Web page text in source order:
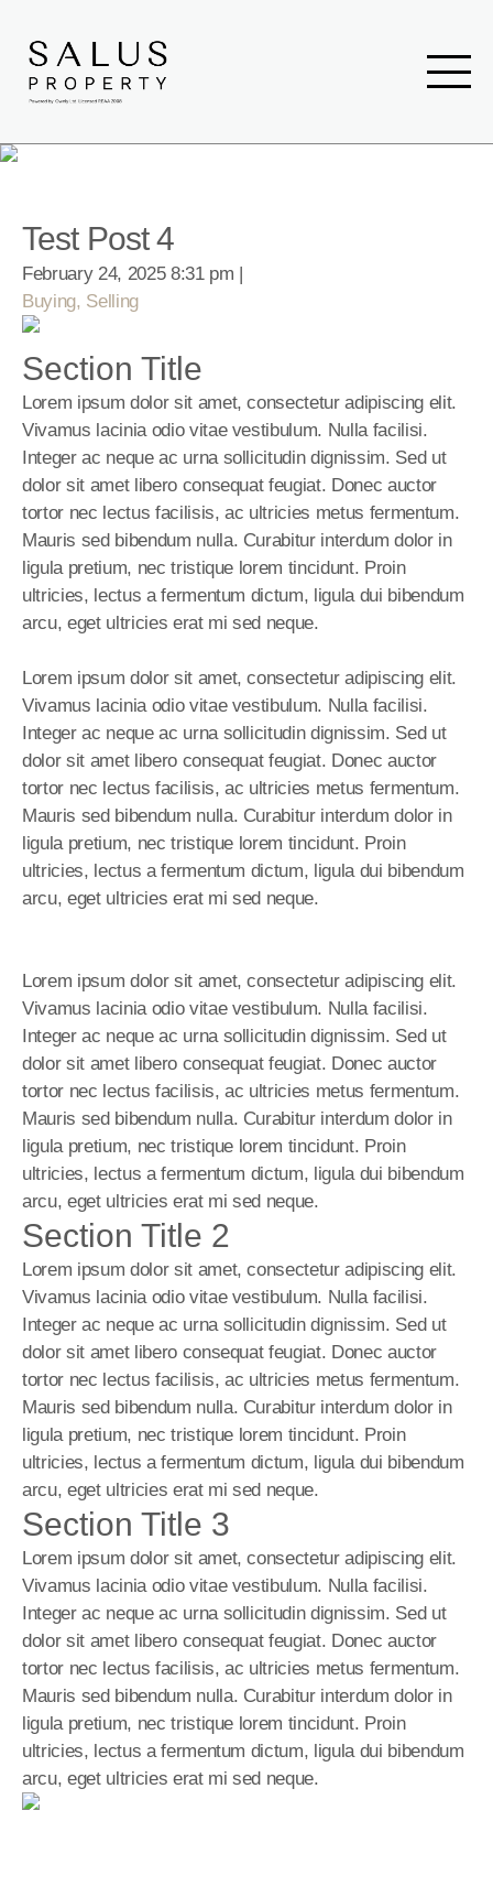
Test Post 4
February 24, 2025 8:31 pm |
Buying, Selling
Section Title
Lorem ipsum dolor sit amet, consectetur adipiscing elit.
Vivamus lacinia odio vitae vestibulum. Nulla facilisi.
Integer ac neque ac urna sollicitudin dignissim. Sed ut
dolor sit amet libero consequat feugiat. Donec auctor
tortor nec lectus facilisis, ac ultricies metus fermentum.
Mauris sed bibendum nulla. Curabitur interdum dolor in
ligula pretium, nec tristique lorem tincidunt. Proin
ultricies, lectus a fermentum dictum, ligula dui bibendum
arcu, eget ultricies erat mi sed neque.
Lorem ipsum dolor sit amet, consectetur adipiscing elit.
Vivamus lacinia odio vitae vestibulum. Nulla facilisi.
Integer ac neque ac urna sollicitudin dignissim. Sed ut
dolor sit amet libero consequat feugiat. Donec auctor
tortor nec lectus facilisis, ac ultricies metus fermentum.
Mauris sed bibendum nulla. Curabitur interdum dolor in
ligula pretium, nec tristique lorem tincidunt. Proin
ultricies, lectus a fermentum dictum, ligula dui bibendum
arcu, eget ultricies erat mi sed neque.
Lorem ipsum dolor sit amet, consectetur adipiscing elit.
Vivamus lacinia odio vitae vestibulum. Nulla facilisi.
Integer ac neque ac urna sollicitudin dignissim. Sed ut
dolor sit amet libero consequat feugiat. Donec auctor
tortor nec lectus facilisis, ac ultricies metus fermentum.
Mauris sed bibendum nulla. Curabitur interdum dolor in
ligula pretium, nec tristique lorem tincidunt. Proin
ultricies, lectus a fermentum dictum, ligula dui bibendum
arcu, eget ultricies erat mi sed neque.
Section Title 2
Lorem ipsum dolor sit amet, consectetur adipiscing elit.
Vivamus lacinia odio vitae vestibulum. Nulla facilisi.
Integer ac neque ac urna sollicitudin dignissim. Sed ut
dolor sit amet libero consequat feugiat. Donec auctor
tortor nec lectus facilisis, ac ultricies metus fermentum.
Mauris sed bibendum nulla. Curabitur interdum dolor in
ligula pretium, nec tristique lorem tincidunt. Proin
ultricies, lectus a fermentum dictum, ligula dui bibendum
arcu, eget ultricies erat mi sed neque.
Section Title 3
Lorem ipsum dolor sit amet, consectetur adipiscing elit.
Vivamus lacinia odio vitae vestibulum. Nulla facilisi.
Integer ac neque ac urna sollicitudin dignissim. Sed ut
dolor sit amet libero consequat feugiat. Donec auctor
tortor nec lectus facilisis, ac ultricies metus fermentum.
Mauris sed bibendum nulla. Curabitur interdum dolor in
ligula pretium, nec tristique lorem tincidunt. Proin
ultricies, lectus a fermentum dictum, ligula dui bibendum
arcu, eget ultricies erat mi sed neque.